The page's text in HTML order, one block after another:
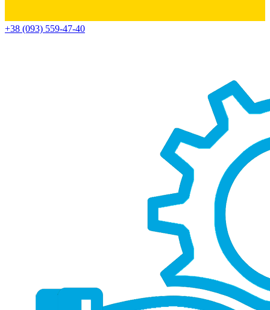
+38 (093) 559-47-40